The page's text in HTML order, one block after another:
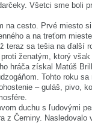
Všetci sme boli
cesto. Prvé miesto
a na treťom
teraz sa tešia na ďalší
ženatým, ktorý
hráča získal Matúš
Tohto roku
– guláš, pivo,
duchu s ľudovými
Černiny.